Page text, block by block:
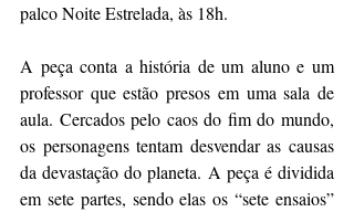
palco Noite Estrelada, às 18h.
A peça conta a história de um aluno e um
professor que estão presos em uma sala de
aula. Cercados pelo caos do fim do mundo,
os personagens tentam desvendar as causas
da devastação do planeta. A peça é dividida
em sete partes, sendo elas os “sete ensaios”